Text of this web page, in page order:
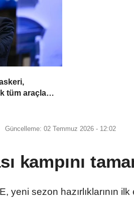
tüm araçlar
Güncelleme: 02 Temmuz 2026 - 12:02
kampını
sezon hazırlıklarının ilk